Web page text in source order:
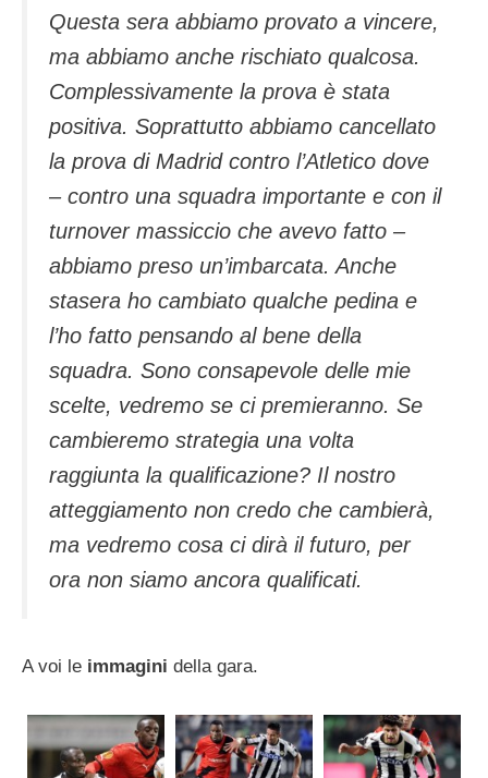
Questa sera abbiamo provato a vincere,
ma abbiamo anche rischiato qualcosa.
Complessivamente la prova è stata
positiva. Soprattutto abbiamo cancellato
la prova di Madrid contro l’Atletico dove
– contro una squadra importante e con il
turnover massiccio che avevo fatto –
abbiamo preso un’imbarcata. Anche
stasera ho cambiato qualche pedina e
l’ho fatto pensando al bene della
squadra. Sono consapevole delle mie
scelte, vedremo se ci premieranno. Se
cambieremo strategia una volta
raggiunta la qualificazione? Il nostro
atteggiamento non credo che cambierà,
ma vedremo cosa ci dirà il futuro, per
ora non siamo ancora qualificati.
A voi le immagini della gara.